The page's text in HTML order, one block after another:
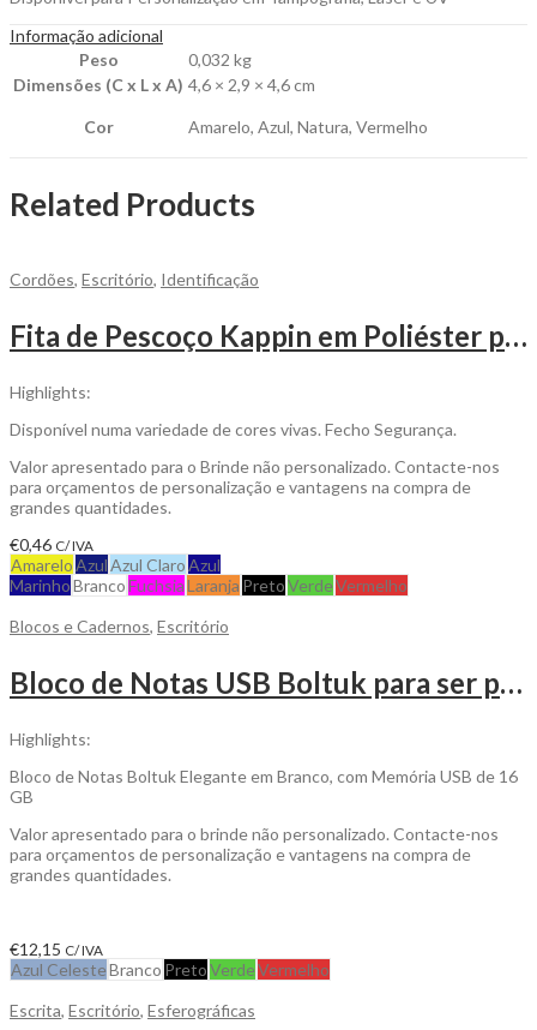
Informação adicional
Peso
0,032 kg
Dimensões (C x L x A) 4,6 × 2,9 × 4,6 cm
Cor Amarelo, Azul, Natura, Vermelho
Related Products
Cordões, Escritório, Identificação
Fita de Pescoço Kappin em Poliéster para Personalizar
Highlights:
Disponível numa variedade de cores vivas. Fecho Segurança.
Valor apresentado para o Brinde não personalizado. Contacte-nos
para orçamentos de personalização e vantagens na compra de
grandes quantidades.
€0,46 C/ IVA
AmareloAzulAzul ClaroAzul
MarinhoBrancoFuchsiaLaranja PretoVerdeVermelho
Blocos e Cadernos, Escritório
Bloco de Notas USB Boltuk para ser personalizado
Highlights:
Bloco de Notas Boltuk Elegante em Branco, com Memória USB de 16
GB
Valor apresentado para o brinde não personalizado. Contacte-nos
para orçamentos de personalização e vantagens na compra de
grandes quantidades.
€12,15 C/ IVA
Azul CelesteBranco PretoVerdeVermelho
Escrita, Escritório, Esferográficas